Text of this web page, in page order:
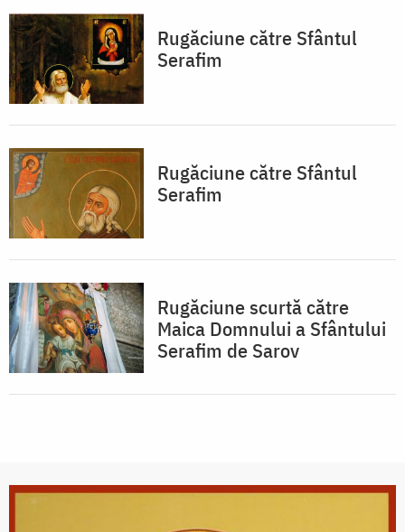
Rugăciune către Sfântul
Serafim
Rugăciune către Sfântul
Serafim
Rugăciune scurtă către
Maica Domnului a Sfântului
Serafim de Sarov